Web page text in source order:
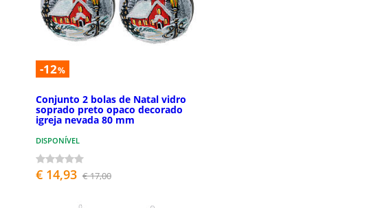
-12%
Conjunto 2 bolas de Natal vidro
soprado preto opaco decorado
igreja nevada 80 mm
DISPONÍVEL
€ 14,93 € 17,00